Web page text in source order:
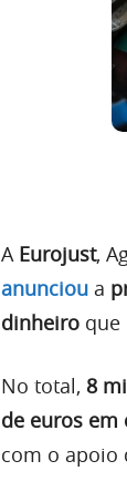
A Eurojust,
anunciou a
dinheiro que
No total, 8
de euros
com o apoio